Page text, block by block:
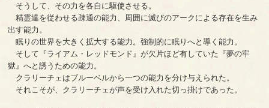
そうして、その力を各自に駆使させる。
精霊達を従わせる疎通の能力、周囲に滅びのアークによる存在を生み
出す能力。
眠りの世界を大きく拡大する能力。強制的に眠りへと導く能力。
そして『ライアム・レッドモンド』が欠片ほど有していた『夢の牢
獄』へと誘うための能力。
クラリーチェはブルーベルから一つの能力を分け与えられた。
それこそが、クラリーチェが声を受け入れた切っ掛けであった。